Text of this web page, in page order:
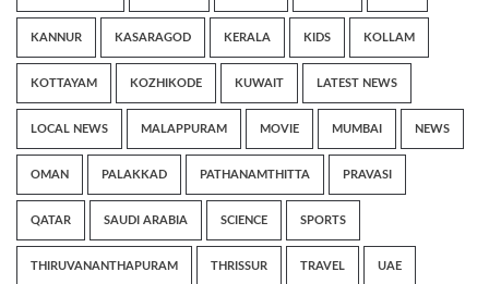
KANNUR KASARAGOD KERALA KIDS KOLLAM
KOTTAYAM KOZHIKODE KUWAIT LATEST NEWS
LOCAL NEWS MALAPPURAM MOVIE MUMBAI NEWS
OMAN PALAKKAD PATHANAMTHITTA PRAVASI
QATAR SAUDI ARABIA SCIENCE SPORTS
THIRUVANANTHAPURAM THRISSUR TRAVEL UAE